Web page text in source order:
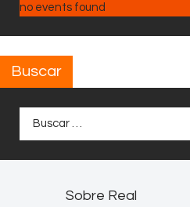
no events found
Buscar
Sobre Real